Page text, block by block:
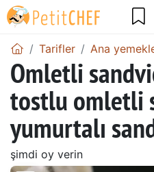
Tarifler Ana
Omletli
tostlu omletli
yumurtalı
şimdi oy verin